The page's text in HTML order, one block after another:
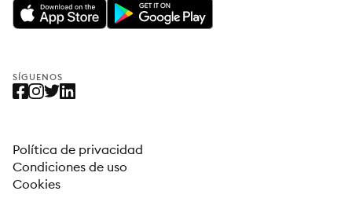
SÍGUENOS
Política de privacidad
Condiciones de uso
Cookies